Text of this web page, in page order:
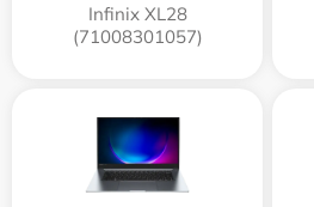
Infinix XL28
(71008301057)